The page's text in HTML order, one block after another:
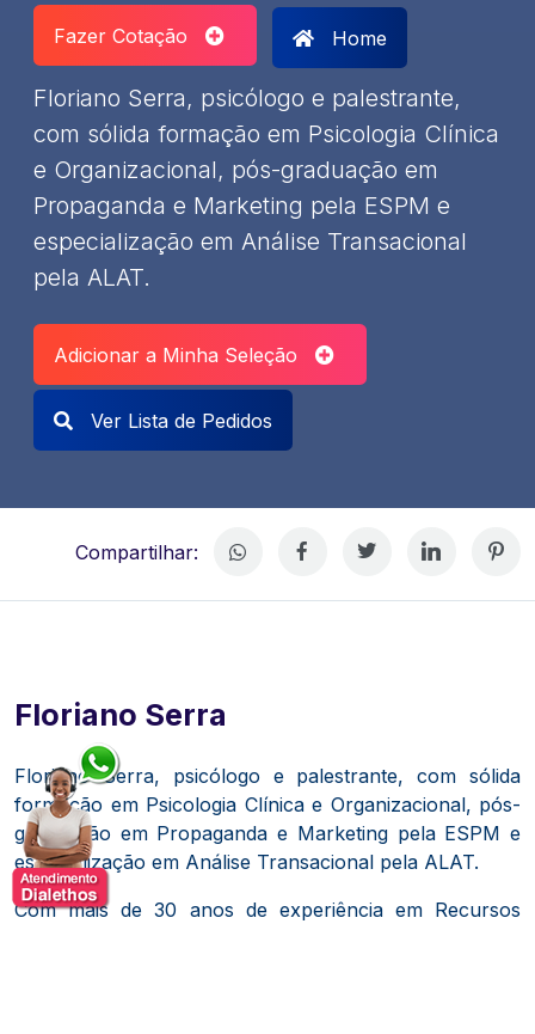
Fazer Cotação Home
Floriano Serra, psicólogo e palestrante,
com sólida formação em Psicologia Clínica
e Organizacional, pós-graduação em
Propaganda e Marketing pela ESPM e
especialização em Análise Transacional
pela ALAT.
Adicionar a Minha Seleção
Ver Lista de Pedidos
Compartilhar:
Floriano Serra
Floriano Serra, psicólogo e palestrante, com sólida
formação em Psicologia Clínica e Organizacional, pós-
graduação em Propaganda e Marketing pela ESPM e
especialização em Análise Transacional pela ALAT.
Com mais de 30 anos de experiência em Recursos